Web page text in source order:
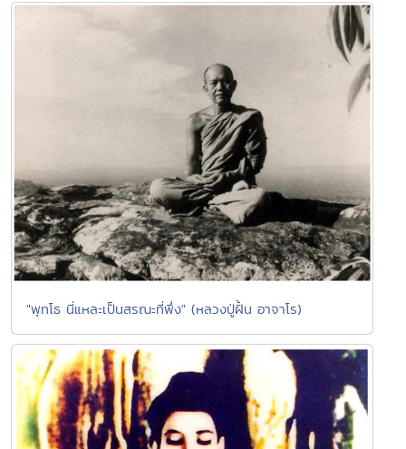
"พุทโธ นี่แหละเป็นสรณะที่พึ่ง" (หลวงปู่ฝั้น อาจาโร)